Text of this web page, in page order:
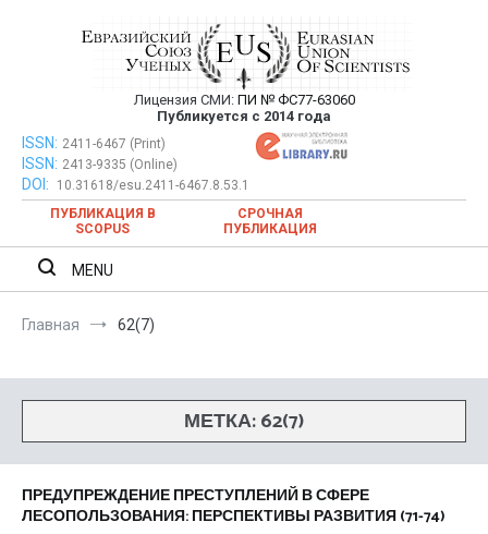
Евразийский Союз Ученых —
публикация научных статей в
ежемесячном научном журнале
Лицензия СМИ: ПИ № ФС77-63060
Публикуется с 2014 года
Евразийский Союз Ученых — публикация научных статей в
ежемесячном научном журнале
ISSN: 2411-6467 (Print)
ISSN: 2413-9335 (Online)
DOI:
10.31618/esu.2411-6467.8.53.1
ПУБЛИКАЦИЯ В
SCOPUS
СРОЧНАЯ
ПУБЛИКАЦИЯ
MENU
Главная 62(7)
МЕТКА:62(7)
ПРЕДУПРЕЖДЕНИЕ ПРЕСТУПЛЕНИЙ В СФЕРЕ
ЛЕСОПОЛЬЗОВАНИЯ: ПЕРСПЕКТИВЫ РАЗВИТИЯ (71-74)